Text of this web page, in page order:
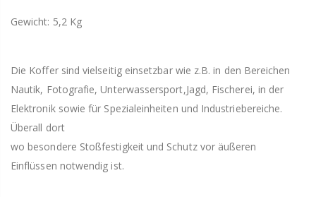
Gewicht: 5,2 Kg
Die Koffer sind vielseitig einsetzbar wie z.B. in den Bereichen
Nautik, Fotografie, Unterwassersport,Jagd, Fischerei, in der
Elektronik sowie für Spezialeinheiten und Industriebereiche.
Überall dort
wo besondere Stoßfestigkeit und Schutz vor äußeren
Einflüssen notwendig ist.